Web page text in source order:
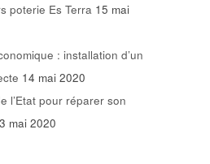
poterie Es Terra 15 mai
: installation d’un
14 mai 2020
l’Etat pour réparer son
mai 2020